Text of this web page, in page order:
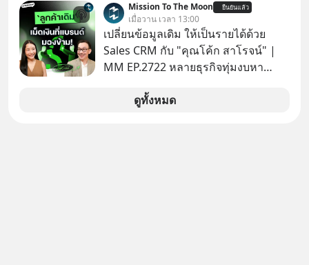
#FraudEducation #FinancialLiteracy
#DigitalBankWithHumanTouch
“ThaiLLM” เพื่อให้คนไทยมีโครงสร้าง
พื้นฐานด้าน AI ที่เข้าใจภาษาไทย และ
บริบททางสังคมไทยได้เป็นอย่างดี
คำถามคือ การลงมือพัฒนา AI ของ
ประเทศจะคุ้มค่าแค่ไหน ? และหลังจาก
นำ ThaiLLM มาใช้จริง จะเกิดอะไรขึ้น
กับสังคมไทย ธุรกิจไทย และเศรษฐกิจ
Mission To The Moon ยืนยันแล้ว
เมื่อวาน เวลา 13:00
เปลี่ยนข้อมูลเดิม ให้เป็นรายได้ด้วย
Sales CRM กับ "คุณโค้ก สาโรจน์" |
MM EP.2722 หลายธุรกิจทุ่มงบหา
แล้ว คือกลุ่มที่มีโอกาสซื้อซ้ำสูงที่สุด แต่
ดูทั้งหมด